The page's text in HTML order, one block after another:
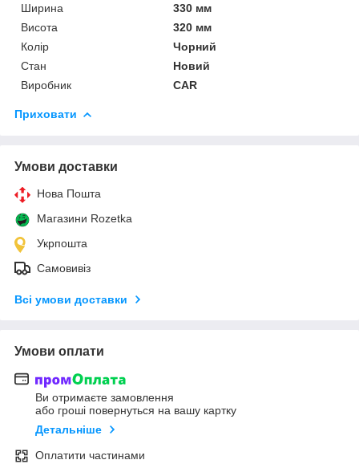
Ширина
330 мм
Висота
320 мм
Колір
Чорний
Стан
Новий
Виробник
CAR
Приховати
Умови доставки
Нова Пошта
Магазини Rozetka
Укрпошта
Самовивіз
Всі умови доставки
Умови оплати
Ви отримаєте замовлення
або гроші повернуться на вашу картку
Детальніше
Оплатити частинами